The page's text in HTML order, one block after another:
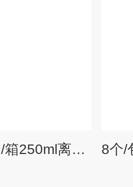
4个/包,100个/箱250ml离心瓶 8个/